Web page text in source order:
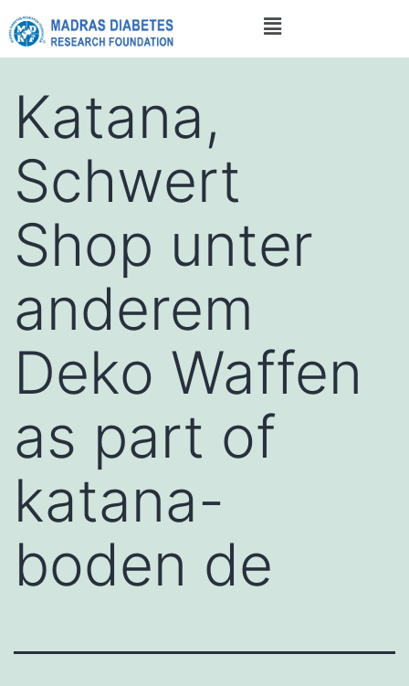
Katana,
Schwert
Shop unter
anderem
Deko Waffen
as part of
katana-
boden de